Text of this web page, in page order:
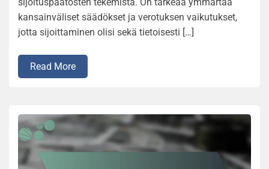
kansainväliset säädökset ja verotuksen vaikutukset,
jotta sijoittaminen olisi sekä tietoisesti […]
Read More